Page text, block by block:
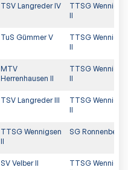
TSV Langreder IV
TTSG
II
TuS Gümmer V
TTSG
II
MTV
Herrenhausen II
TTSG
II
TSV Langreder III
TTSG
II
TTSG Wennigsen
II
SG Ronnenberg
SV Velber II
TTSG